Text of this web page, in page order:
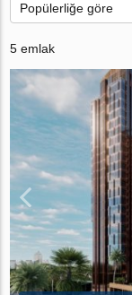
Popülerliğe göre
5 emlak